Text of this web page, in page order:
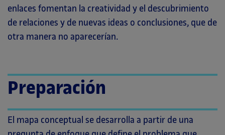
enlaces fomentan la creatividad y el descubrimiento
de relaciones y de nuevas ideas o conclusiones, que de
otra manera no aparecerían.
Preparación
El mapa conceptual se desarrolla a partir de una